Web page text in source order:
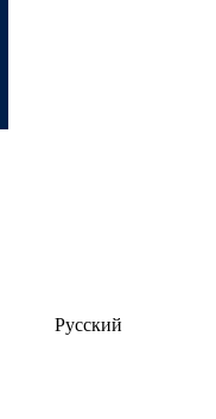
Русский